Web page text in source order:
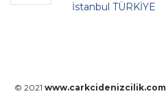
İstanbul TÜRKİYE
© 2021 www.carkcidenizcilik.com